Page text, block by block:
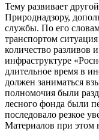
Тему развивает
Природнадзору,
службы. По его
транспортом
количество разливов
инфраструктуре
длительное время в
должен заниматься
полномочия были
лесного фонда были
последовало резкое
Материалов при этом